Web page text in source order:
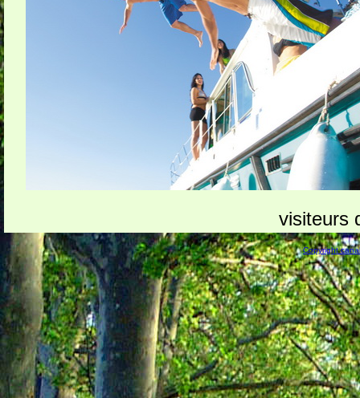
visiteurs
Copyright